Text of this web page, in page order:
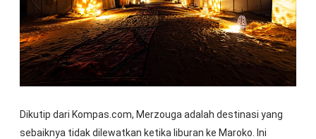
Dikutip dari Kompas.com, Merzouga adalah destinasi yang
sebaiknya tidak dilewatkan ketika liburan ke Maroko. Ini